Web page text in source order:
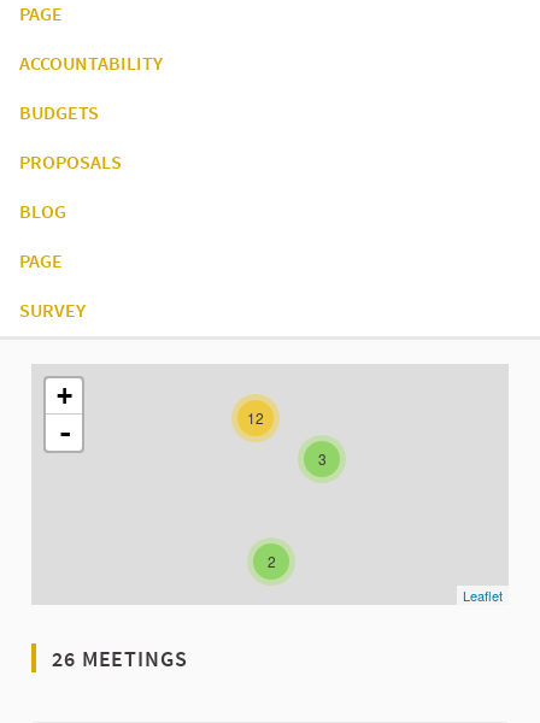
PAGE
ACCOUNTABILITY
BUDGETS
PROPOSALS
BLOG
PAGE
SURVEY
The following element is a map which presents the items on
3
2
12
+
-
Leaflet
26 MEETINGS